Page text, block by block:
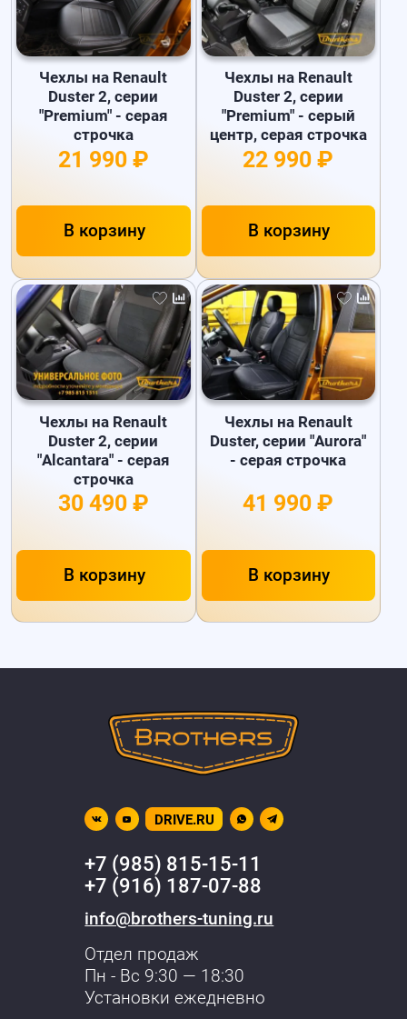
Чехлы на Renault
Duster 2, серии
"Premium" - серая
строчка
21 990 ₽
В корзину
Чехлы на Renault
Duster 2, серии
"Premium" - серый
центр, серая строчка
22 990 ₽
В корзину
Чехлы на Renault
Duster 2, серии
"Alcantara" - серая
строчка
30 490 ₽
В корзину
Чехлы на Renault
Duster, серии "Aurora"
- серая строчка
41 990 ₽
В корзину
DRIVE.RU
+7 (985) 815-15-11
+7 (916) 187-07-88
info@brothers-tuning.ru
Отдел продаж
Пн - Вс 9:30 — 18:30
Установки ежедневно